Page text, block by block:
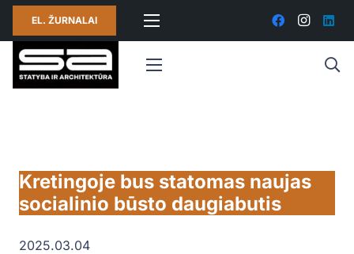
EL. ŽURNALAI
Kretingoje bus statomas naujas
socialinio būsto daugiabutis
2025.03.04